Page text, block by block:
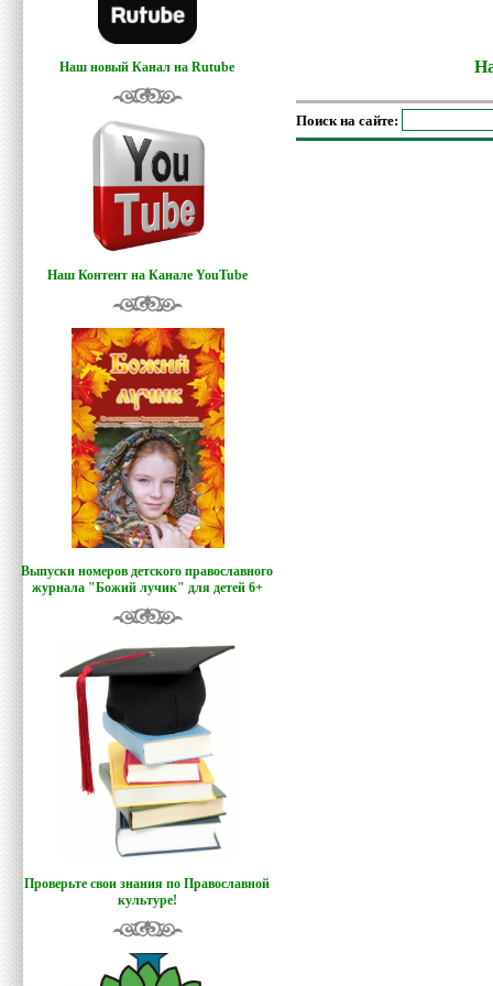
Наш новый Канал на Rutube
Наш Контент на Канале YouTube
Выпуски номеров детского православного
журнала "Божий лучик" для детей 6+
Проверьте свои знания по Православной
культуре!
Поиск на сайте: